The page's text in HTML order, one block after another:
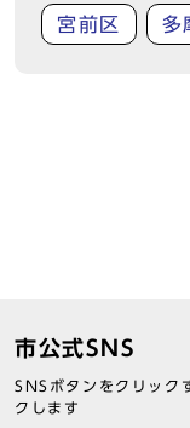
宮前区 多
市公式SNS
SNSボタンをクリック
クします